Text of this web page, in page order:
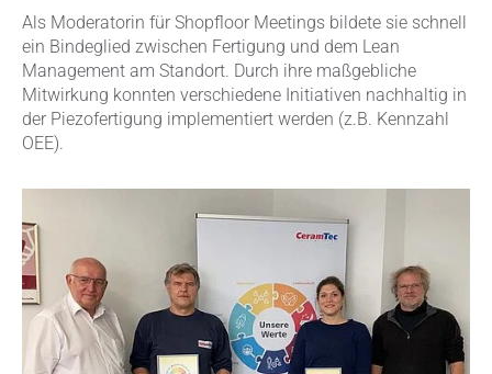
Als Moderatorin für Shopfloor Meetings bildete sie schnell
ein Bindeglied zwischen Fertigung und dem Lean
Management am Standort. Durch ihre maßgebliche
Mitwirkung konnten verschiedene Initiativen nachhaltig in
der Piezofertigung implementiert werden (z.B. Kennzahl
OEE).